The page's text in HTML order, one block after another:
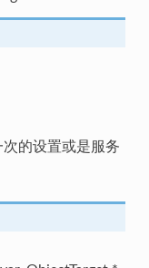
的设置或是服务